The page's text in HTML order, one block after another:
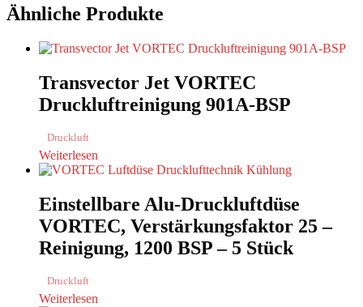
Ähnliche Produkte
Transvector Jet VORTEC
Druckluftreinigung 901A-BSP
Druckluft
Weiterlesen
Einstellbare Alu-Druckluftdüse
VORTEC, Verstärkungsfaktor 25 –
Reinigung, 1200 BSP – 5 Stück
Druckluft
Weiterlesen